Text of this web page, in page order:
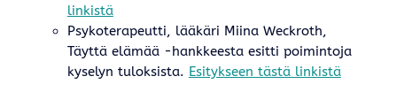
linkistä
Psykoterapeutti, lääkäri Miina Weckroth,
Täyttä elämää -hankkeesta esitti poimintoja
kyselyn tuloksista. Esitykseen tästä linkistä